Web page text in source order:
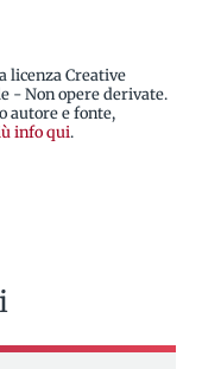
licenza Creative
- Non opere derivate.
autore e fonte,
info qui.